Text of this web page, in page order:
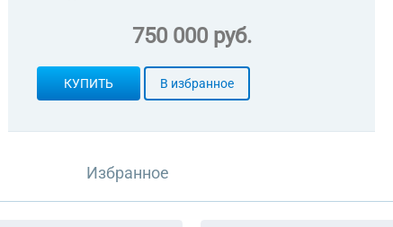
750 000 руб.
КУПИТЬ В избранное
Избранное